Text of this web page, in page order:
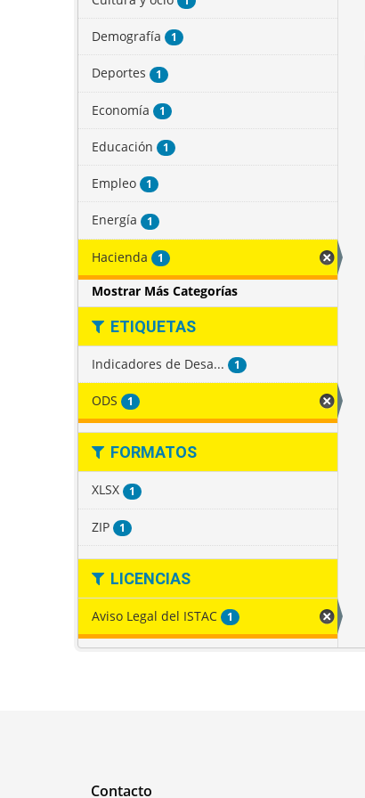
Demografía 1
Deportes 1
Economía 1
Educación 1
Empleo 1
Energía 1
Hacienda 1
Mostrar Más Categorías
ETIQUETAS
Indicadores de Desa... 1
ODS 1
FORMATOS
XLSX 1
ZIP 1
LICENCIAS
Aviso Legal del ISTAC 1
Contacto